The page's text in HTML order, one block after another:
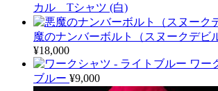
カル Tシャツ (白)
魔のナンバーボルト（スヌークデビ
¥18,000
ワー
ブルー ¥9,000